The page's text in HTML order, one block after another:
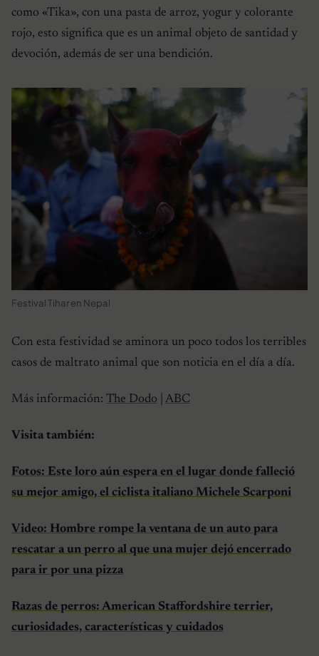
como «Tika», con una pasta de arroz, yogur y colorante
rojo, esto significa que es un animal objeto de santidad y
devoción, además de ser una bendición.
Festival Tihar en Nepal
Con esta festividad se aminora un poco todos los terribles
casos de maltrato animal que son noticia en el día a día.
Más información: The Dodo ABC
Visita también:
Fotos: Este loro aún espera en el lugar donde falleció
su mejor amigo, el ciclista italiano Michele Scarponi
Video: Hombre rompe la ventana de un auto para
rescatar a un perro al que una mujer dejó encerrado
para ir por una pizza
Razas de perros: American Staffordshire terrier,
curiosidades, características y cuidados